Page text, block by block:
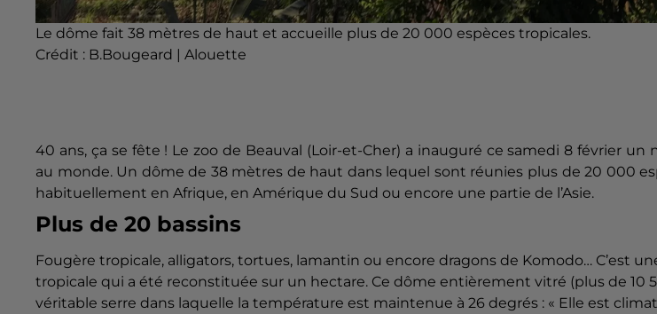
Le dôme fait 38 mètres de haut et accueille plus de 20 000 espèces tropicales.
Crédit : B.Bougeard | Alouette
40 ans, ça se fête ! Le zoo de Beauval (Loir-et-Cher) a inauguré ce samedi 8 février un
au monde. Un dôme de 38 mètres de haut dans lequel sont réunies plus de 20 000
habituellement en Afrique, en Amérique du Sud ou encore une partie de l’Asie.
Plus de 20 bassins
Fougère tropicale, alligators, tortues, lamantin ou encore dragons de Komodo… C’est
tropicale qui a été reconstituée sur un hectare. Ce dôme entièrement vitré (plus de 10
véritable serre dans laquelle la température est maintenue à 26 degrés : « Elle est